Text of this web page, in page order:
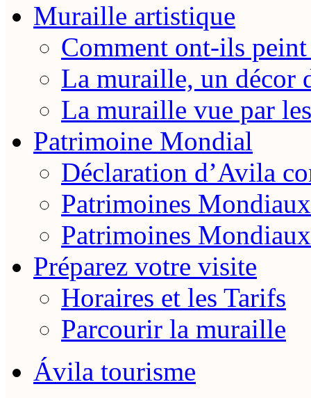
Muraille artistique
Comment ont-ils
La muraille, un décor
La muraille vue par
Patrimoine Mondial
Déclaration d’Avila
Patrimoines
Patrimoines
Préparez votre visite
Horaires et les Tarifs
Parcourir la muraille
Ávila tourisme